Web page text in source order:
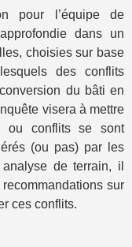
pour l’équipe de
dans un
choisies sur base
des conflits
du bâti en
visera à mettre
ou conflits se sont
(ou pas) par les
de terrain, il
sur
ces conflits.